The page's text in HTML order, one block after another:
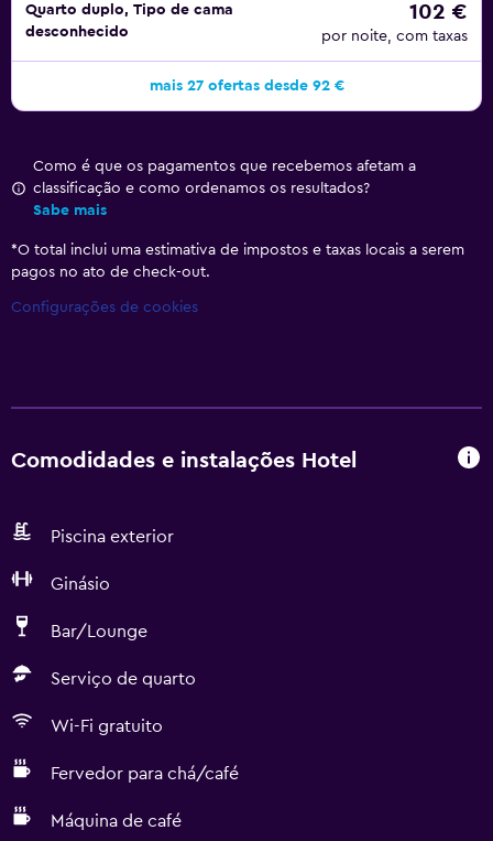
Quarto duplo, Tipo de cama
desconhecido
102 €
por noite, com taxas
mais 27 ofertas desde 92 €
Como é que os pagamentos que recebemos afetam a
classificação e como ordenamos os resultados?
Sabe mais
*O total inclui uma estimativa de impostos e taxas locais a serem
pagos no ato de check-out.
Configurações de cookies
Comodidades e instalações Hotel
Piscina exterior
Ginásio
Bar/Lounge
Serviço de quarto
Wi-Fi gratuito
Fervedor para chá/café
Máquina de café